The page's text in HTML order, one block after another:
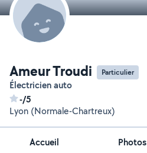
Ameur Troudi Particulier
électricien auto
-/5
Lyon (Normale-Chartreux)
Accueil Photos